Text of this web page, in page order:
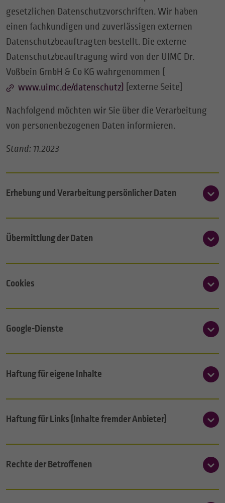
gesetzlichen Datenschutzvorschriften. Wir haben
einen fachkundigen und zuverlässigen externen
Datenschutzbeauftragten bestellt. Die externe
Datenschutzbeauftragung wird von der UIMC Dr.
Voßbein GmbH & Co KG wahrgenommen (
www.uimc.de/datenschutz) [externe Seite]
Nachfolgend möchten wir Sie über die Verarbeitung
von personenbezogenen Daten informieren.
Stand: 11.2023
Erhebung und Verarbeitung persönlicher Daten
Übermittlung der Daten
Cookies
Google-Dienste
Haftung für eigene Inhalte
Haftung für Links (Inhalte fremder Anbieter)
Rechte der Betroffenen